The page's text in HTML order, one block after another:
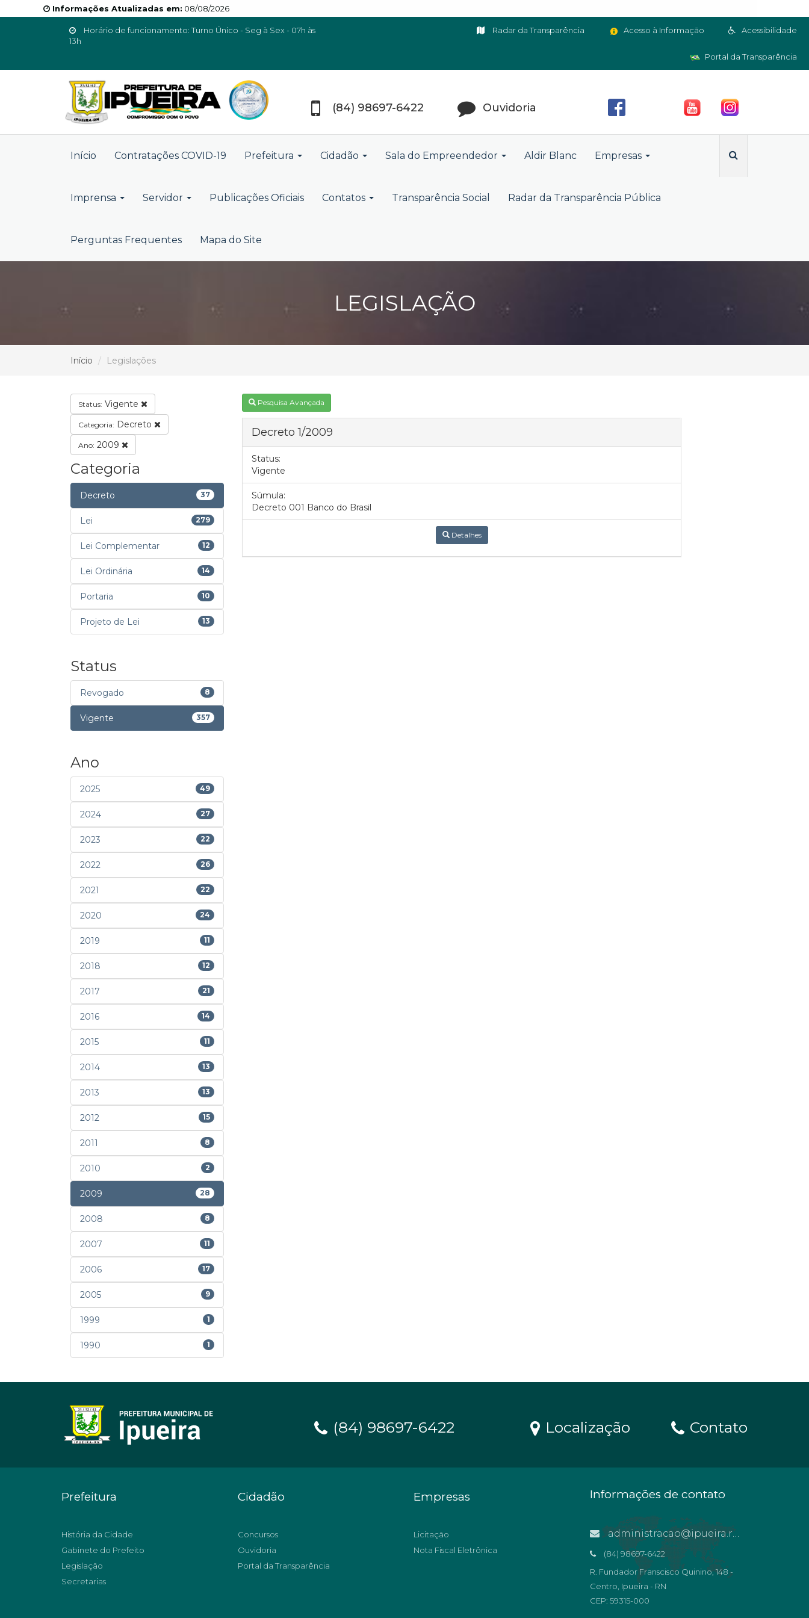
Informações Atualizadas em: 08/08/2026
Horário de funcionamento: Turno Único - Seg à Sex - 07h às
13h
Acessibilidade
Acesso à Informação
Radar da Transparência
Portal da Transparência
(84) 98697-6422 Ouvidoria
Início Contratações COVID-19 Prefeitura Cidadão Sala do Empreendedor Aldir Blanc Empresas
Imprensa Servidor Publicações Oficiais Contatos Transparência Social Radar da Transparência Pública
Perguntas Frequentes Mapa do Site
LEGISLAÇÃO
Início Legislações
Status: Vigente
Categoria: Decreto
Ano: 2009
Categoria
Decreto 37
Lei 279
Lei Complementar 12
Lei Ordinária 14
Portaria 10
Projeto de Lei 13
Status
Revogado 8
Vigente 357
Ano
2025 49
2024 27
2023 22
2022 26
2021 22
2020 24
2019 11
2018 12
2017 21
2016 14
2015 11
2014 13
2013 13
2012 15
2011 8
2010 2
2009 28
2008 8
2007 11
2006 17
2005 9
1999 1
1990 1
Pesquisa Avançada
Decreto 1/2009
Status:
Vigente
Súmula:
Decreto 001 Banco do Brasil
Detalhes
(84) 98697-6422 Localização Contato
Prefeitura
História da Cidade
Gabinete do Prefeito
Legislação
Secretarias
Cidadão
Concursos
Ouvidoria
Portal da Transparência
Empresas
Licitação
Nota Fiscal Eletrônica
Informações de contato
administracao@ipueira.rn.gov.br
(84) 98697-6422
R. Fundador Franscisco Quinino, 148 -
Centro, Ipueira - RN
CEP: 59315-000